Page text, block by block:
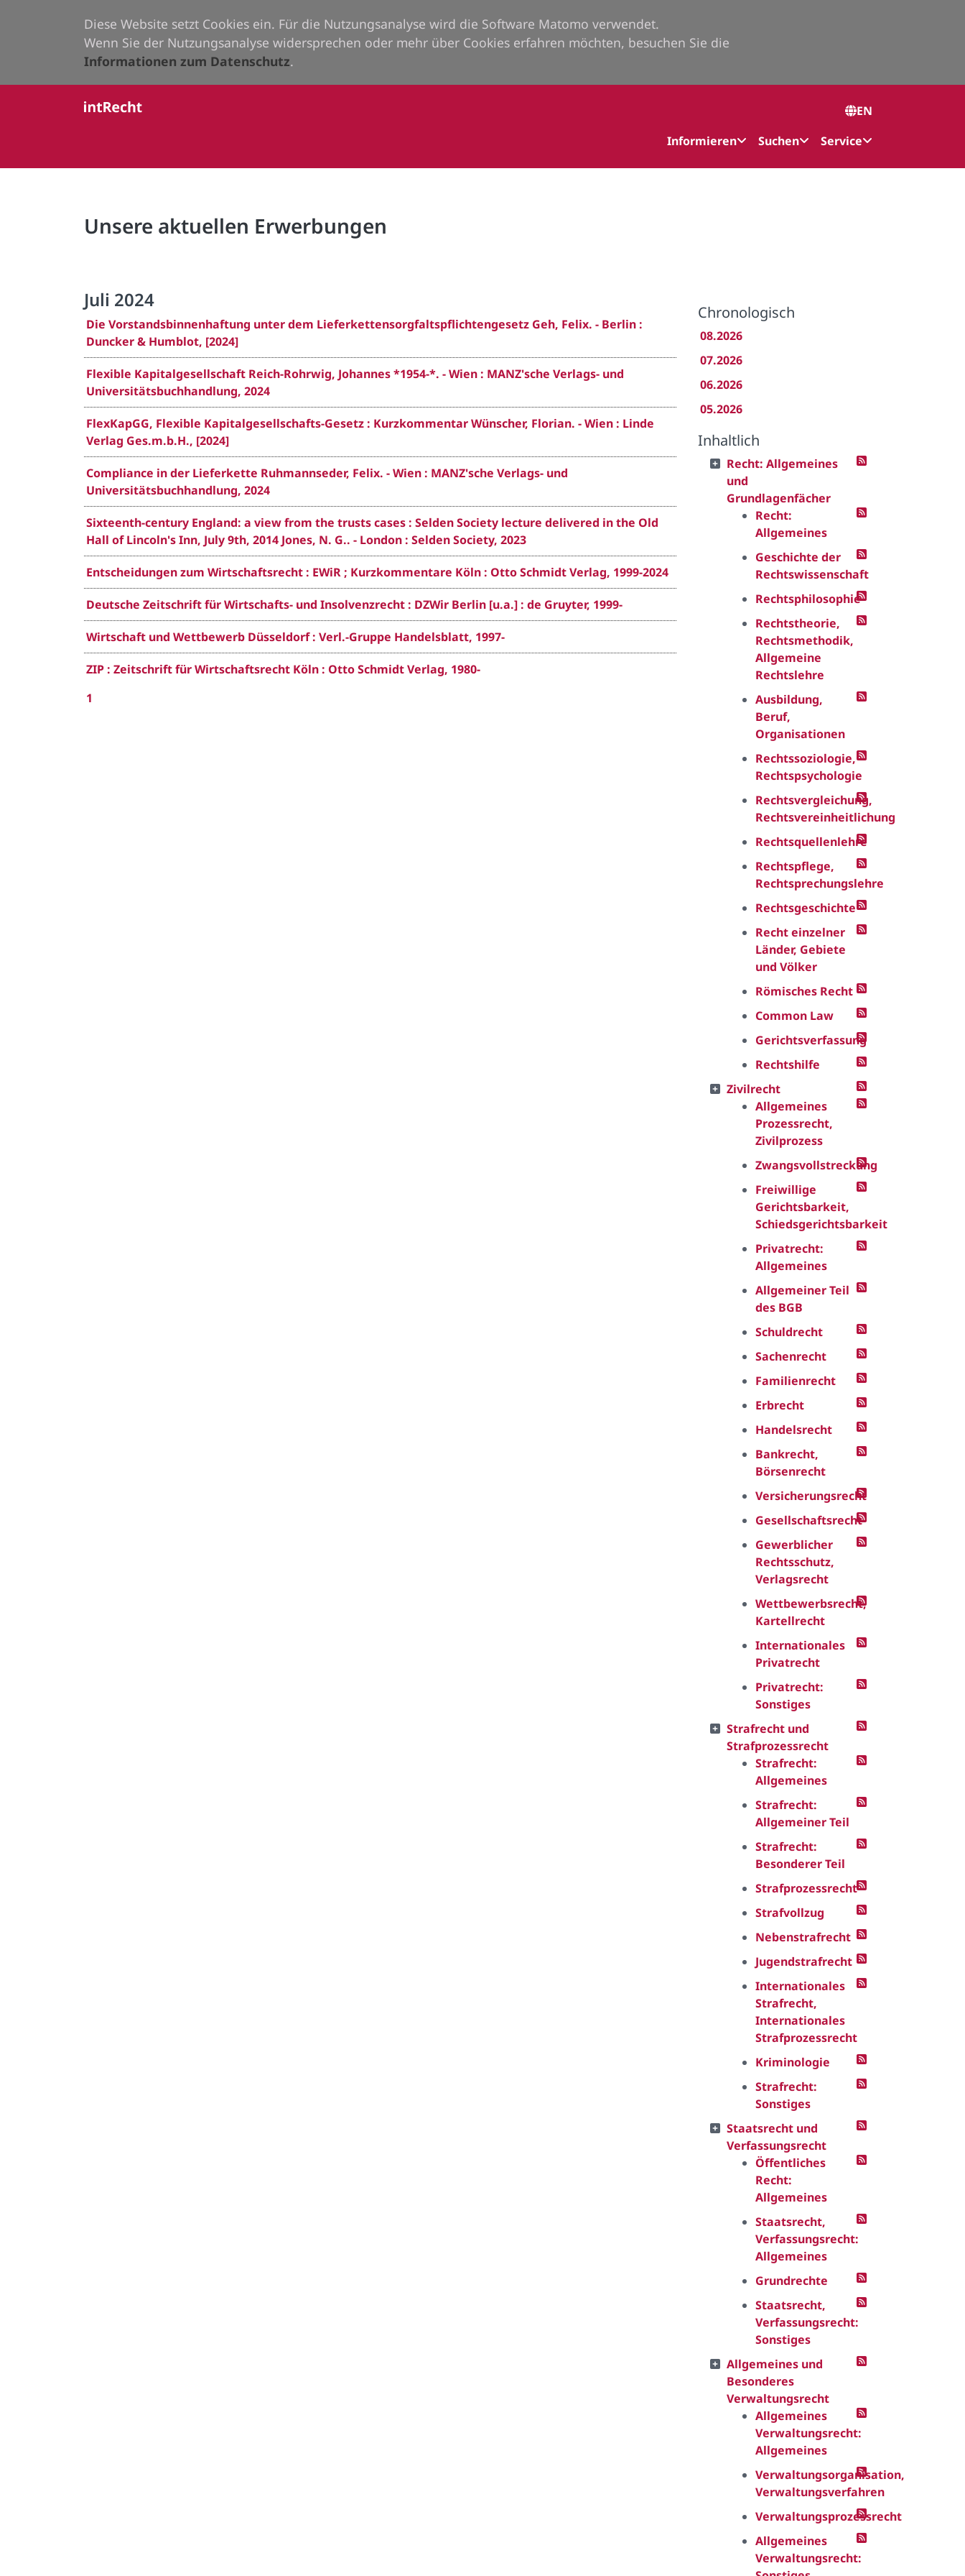
Diese Website setzt Cookies ein. Für die Nutzungsanalyse wird die Software Matomo verwendet.
Wenn Sie der Nutzungsanalyse widersprechen oder mehr über Cookies erfahren möchten, besuchen Sie die
Informationen zum Datenschutz.
EN
Informieren
Suchen Service
Unsere aktuellen Erwerbungen
Juli 2024
Die Vorstandsbinnenhaftung unter dem Lieferkettensorgfaltspflichtengesetz Geh, Felix. - Berlin :
Duncker & Humblot, [2024]
Flexible Kapitalgesellschaft Reich-Rohrwig, Johannes *1954-*. - Wien : MANZ'sche Verlags- und
Universitätsbuchhandlung, 2024
FlexKapGG, Flexible Kapitalgesellschafts-Gesetz : Kurzkommentar Wünscher, Florian. - Wien : Linde
Verlag Ges.m.b.H., [2024]
Compliance in der Lieferkette Ruhmannseder, Felix. - Wien : MANZ'sche Verlags- und
Universitätsbuchhandlung, 2024
Sixteenth-century England: a view from the trusts cases : Selden Society lecture delivered in the Old
Hall of Lincoln's Inn, July 9th, 2014 Jones, N. G.. - London : Selden Society, 2023
Entscheidungen zum Wirtschaftsrecht : EWiR ; Kurzkommentare Köln : Otto Schmidt Verlag, 1999-2024
Deutsche Zeitschrift für Wirtschafts- und Insolvenzrecht : DZWir Berlin [u.a.] : de Gruyter, 1999-
Wirtschaft und Wettbewerb Düsseldorf : Verl.-Gruppe Handelsblatt, 1997-
ZIP : Zeitschrift für Wirtschaftsrecht Köln : Otto Schmidt Verlag, 1980-
1
Chronologisch
08.2026
07.2026
06.2026
05.2026
Inhaltlich
Recht: Allgemeines
und
Grundlagenfächer
Recht:
Allgemeines
Geschichte der
Rechtswissenschaft
Rechtsphilosophie
Rechtstheorie,
Rechtsmethodik,
Allgemeine
Rechtslehre
Ausbildung,
Beruf,
Organisationen
Rechtssoziologie,
Rechtspsychologie
Rechtsvergleichung,
Rechtsvereinheitlichung
Rechtsquellenlehre
Rechtspflege,
Rechtsprechungslehre
Rechtsgeschichte
Recht einzelner
Länder, Gebiete
und Völker
Römisches Recht
Common Law
Gerichtsverfassung
Rechtshilfe
Zivilrecht
Allgemeines
Prozessrecht,
Zivilprozess
Zwangsvollstreckung
Freiwillige
Gerichtsbarkeit,
Schiedsgerichtsbarkeit
Privatrecht:
Allgemeines
Allgemeiner Teil
des BGB
Schuldrecht
Sachenrecht
Familienrecht
Erbrecht
Handelsrecht
Bankrecht,
Börsenrecht
Versicherungsrecht
Gesellschaftsrecht
Gewerblicher
Rechtsschutz,
Verlagsrecht
Wettbewerbsrecht,
Kartellrecht
Internationales
Privatrecht
Privatrecht:
Sonstiges
Strafrecht und
Strafprozessrecht
Strafrecht:
Allgemeines
Strafrecht:
Allgemeiner Teil
Strafrecht:
Besonderer Teil
Strafprozessrecht
Strafvollzug
Nebenstrafrecht
Jugendstrafrecht
Internationales
Strafrecht,
Internationales
Strafprozessrecht
Kriminologie
Strafrecht:
Sonstiges
Staatsrecht und
Verfassungsrecht
Öffentliches
Recht:
Allgemeines
Staatsrecht,
Verfassungsrecht:
Allgemeines
Grundrechte
Staatsrecht,
Verfassungsrecht:
Sonstiges
Allgemeines und
Besonderes
Verwaltungsrecht
Allgemeines
Verwaltungsrecht:
Allgemeines
Verwaltungsorganisation,
Verwaltungsverfahren
Verwaltungsprozessrecht
Allgemeines
Verwaltungsrecht: